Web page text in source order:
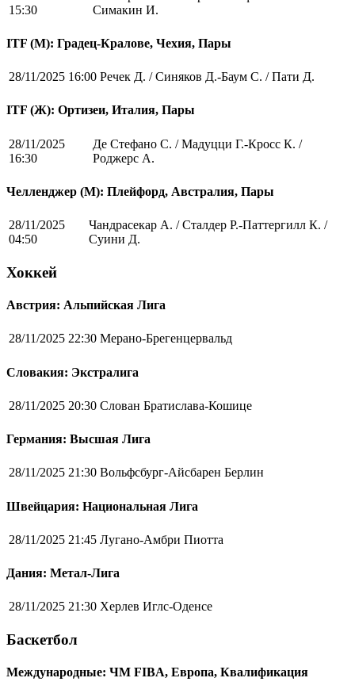
15:30
Симакин И.
ITF (M): Градец-Кралове, Чехия, Пары
28/11/2025 16:00 Речек Д. / Синяков Д.-Баум С. / Пати Д.
ITF (Ж): Ортизеи, Италия, Пары
28/11/2025
16:30
Де Стефано С. / Мадуцци Г.-Кросс К. /
Роджерс А.
Челленджер (М): Плейфорд, Австралия, Пары
28/11/2025
04:50
Чандрасекар А. / Сталдер Р.-Паттергилл К. /
Суини Д.
Хоккей
Австрия: Альпийская Лига
28/11/2025 22:30 Мерано-Брегенцервальд
Словакия: Экстралига
28/11/2025 20:30 Слован Братислава-Кошице
Германия: Высшая Лига
28/11/2025 21:30 Вольфсбург-Айсбарен Берлин
Швейцария: Национальная Лига
28/11/2025 21:45 Лугано-Амбри Пиотта
Дания: Метал-Лига
28/11/2025 21:30 Херлев Иглс-Оденсе
Баскетбол
Международные: ЧМ FIBA, Европа, Квалификация